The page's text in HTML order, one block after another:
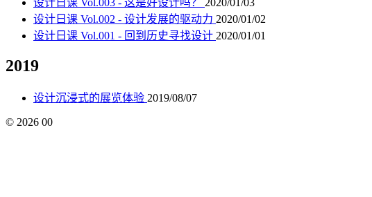
设计日课 Vol.002 - 设计发展的驱动力 2020/01/02
设计日课 Vol.001 - 回到历史寻找设计 2020/01/01
2019
设计沉浸式的展览体验 2019/08/07
© 2026 00